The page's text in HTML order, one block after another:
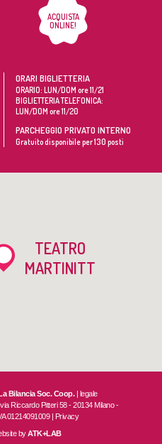
ACQUISTA
ONLINE!
ORARI BIGLIETTERIA
ORARIO: LUN/DOM ore 11/21
BIGLIETTERIA TELEFONICA:
LUN/DOM ore 11/20
PARCHEGGIO PRIVATO INTERNO
Gratuito disponibile per 130 posti
TEATRO
MARTINITT
Bilancia Soc. Coop.| legale
Riccardo Pitteri 58 - 20134 Milano -
01214091009 | Privacy
byATK+LAB